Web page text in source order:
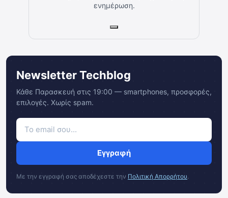
ενημέρωση.
Newsletter Techblog
Κάθε Παρασκευή στις 19:00 — smartphones, προσφορές,
επιλογές. Χωρίς spam.
Εγγραφή
Με την εγγραφή σας αποδέχεστε την Πολιτική Απορρήτου.